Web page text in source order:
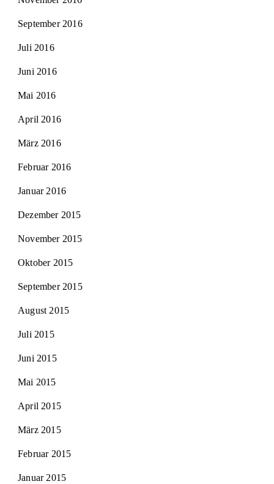
September 2016
Juli 2016
Juni 2016
Mai 2016
April 2016
März 2016
Februar 2016
Januar 2016
Dezember 2015
November 2015
Oktober 2015
September 2015
August 2015
Juli 2015
Juni 2015
Mai 2015
April 2015
März 2015
Februar 2015
Januar 2015